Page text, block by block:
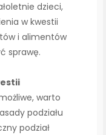
dzieci,
w kwestii
i alimentów
sprawę.
warto
podziału
podział